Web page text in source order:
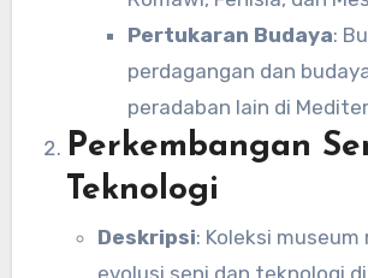
Pertukaran Budaya:
perdagangan dan
peradaban lain di
Perkembangan
Teknologi
Deskripsi: Koleksi